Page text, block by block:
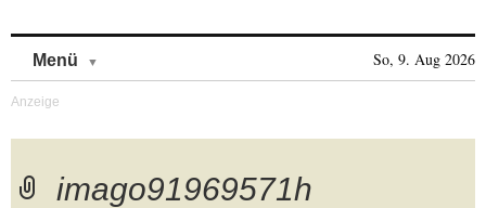
Menü So, 9. Aug 2026
imago91969571h